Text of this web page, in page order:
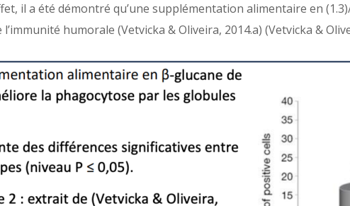
il a été démontré qu’une supplémentation alimentaire en
humorale (Vetvicka & Oliveira, 2014.a) (Vetvicka &